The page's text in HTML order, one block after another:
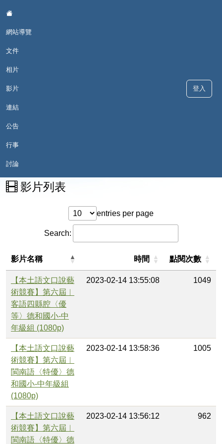
網站導覽
文件
相片
影片
連結
公告
行事
討論
登入
影片列表
entries per page
Search:
影片名稱 時間 點閱次數
【本土語文口說藝
術競賽】第六屆︱
客語四縣腔〈優
等〉德和國小-中
年級組 (1080p)
2023-02-14 13:55:08 1049
【本土語文口說藝
術競賽】第六屆︱
閩南語〈特優〉德
和國小-中年級組
(1080p)
2023-02-14 13:58:36 1005
【本土語文口說藝
術競賽】第六屆︱
閩南語〈特優〉德
2023-02-14 13:56:12 962